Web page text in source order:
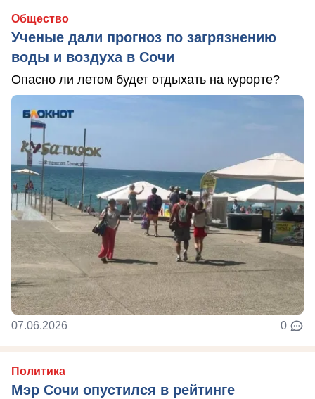
Общество
Ученые дали прогноз по загрязнению
воды и воздуха в Сочи
Опасно ли летом будет отдыхать на курорте?
07.06.2026 0
Политика
Мэр Сочи опустился в рейтинге